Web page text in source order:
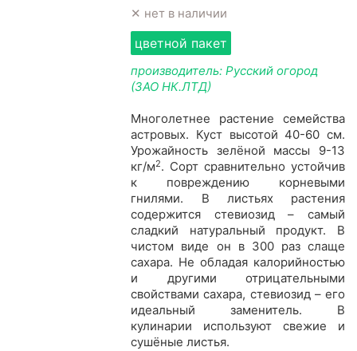
✕ нет в наличии
цветной пакет
производитель: Русский огород
(ЗАО НК.ЛТД)
Многолетнее растение семейства
астровых. Куст высотой 40-60 см.
Урожайность зелёной массы 9-13
кг/м2. Сорт сравнительно устойчив
к повреждению корневыми
гнилями. В листьях растения
содержится стевиозид – самый
сладкий натуральный продукт. В
чистом виде он в 300 раз слаще
сахара. Не обладая калорийностью
и другими отрицательными
свойствами сахара, стевиозид – его
идеальный заменитель. В
кулинарии используют свежие и
сушёные листья.